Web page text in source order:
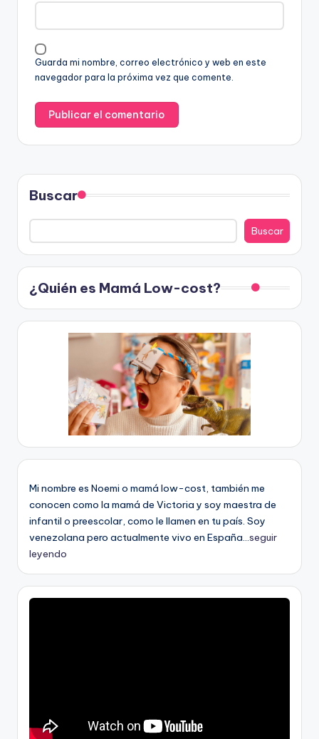
Guarda mi nombre, correo electrónico y web en este
navegador para la próxima vez que comente.
Buscar
Buscar
¿Quién es Mamá Low-cost?
Mi nombre es Noemi o mamá low-cost, también me
conocen como la mamá de Victoria y soy maestra de
infantil o preescolar, como le llamen en tu país. Soy
venezolana pero actualmente vivo en España...seguir
leyendo